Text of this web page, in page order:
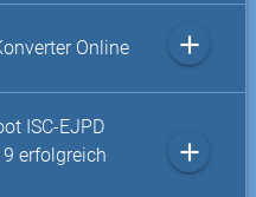
Online add
ISC-EJPD
erfolgreich
add